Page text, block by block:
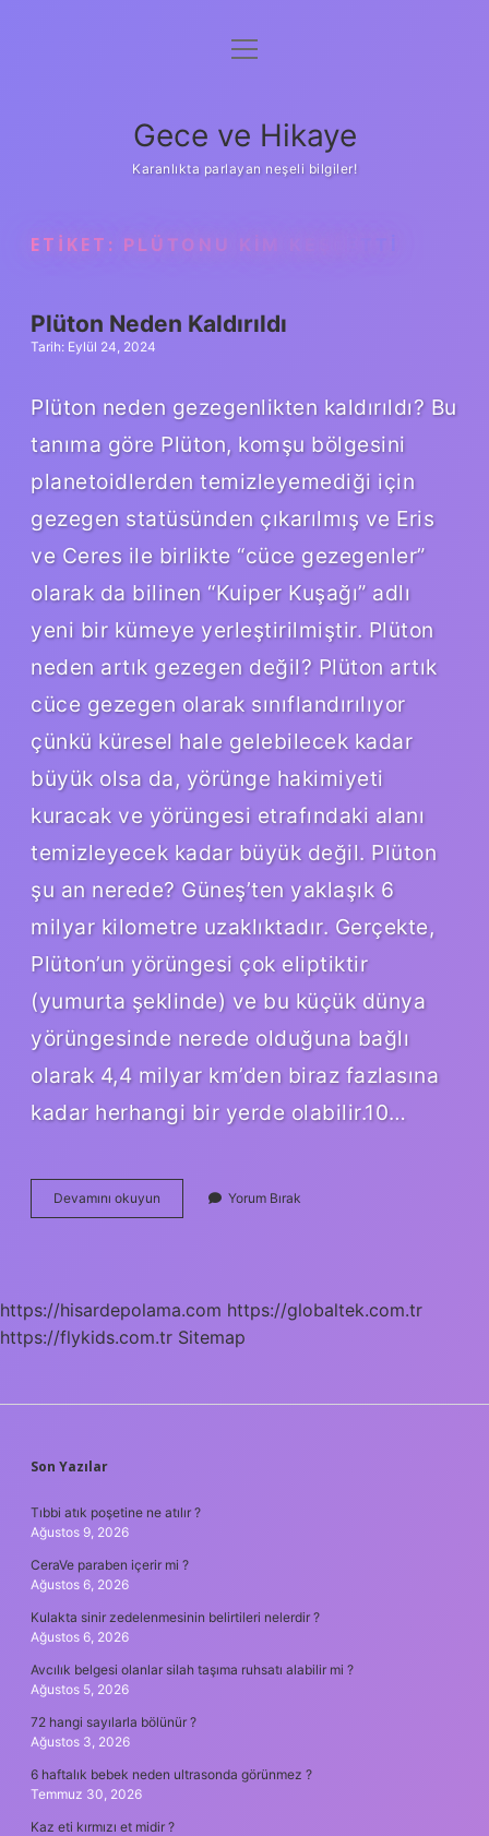
Anasayfa
Yasal Uyarı
menüyü
Gece ve Hikaye
Karanlıkta parlayan neşeli bilgiler!
ETIKET: PLÜTONU KIM KEŞFETTI
Plüton Neden Kaldırıldı
Tarih: Eylül 24, 2024
Plüton neden gezegenlikten kaldırıldı? Bu
tanıma göre Plüton, komşu bölgesini
planetoidlerden temizleyemediği için
gezegen statüsünden çıkarılmış ve Eris
ve Ceres ile birlikte “cüce gezegenler”
olarak da bilinen “Kuiper Kuşağı” adlı
yeni bir kümeye yerleştirilmiştir. Plüton
neden artık gezegen değil? Plüton artık
cüce gezegen olarak sınıflandırılıyor
çünkü küresel hale gelebilecek kadar
büyük olsa da, yörünge hakimiyeti
kuracak ve yörüngesi etrafındaki alanı
temizleyecek kadar büyük değil. Plüton
şu an nerede? Güneş’ten yaklaşık 6
milyar kilometre uzaklıktadır. Gerçekte,
Plüton’un yörüngesi çok eliptiktir
(yumurta şeklinde) ve bu küçük dünya
yörüngesinde nerede olduğuna bağlı
olarak 4,4 milyar km’den biraz fazlasına
kadar herhangi bir yerde olabilir.10…
Devamını okuyun
Neden
Yorum Bırak
https://hisardepolama.com https://globaltek.com.tr
https://flykids.com.tr Sitemap
SIDEBAR
Son Yazılar
Tıbbi atık poşetine ne atılır ?
Ağustos 9, 2026
CeraVe paraben içerir mi ?
Ağustos 6, 2026
Kulakta sinir zedelenmesinin belirtileri nelerdir ?
Ağustos 6, 2026
Avcılık belgesi olanlar silah taşıma ruhsatı alabilir mi ?
Ağustos 5, 2026
72 hangi sayılarla bölünür ?
Ağustos 3, 2026
6 haftalık bebek neden ultrasonda görünmez ?
Temmuz 30, 2026
Kaz eti kırmızı et midir ?